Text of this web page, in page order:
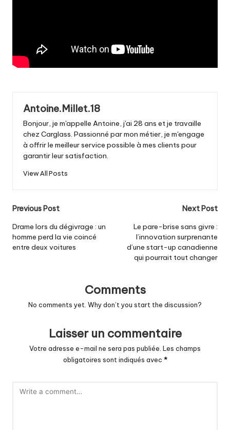
Antoine.Millet.18
Bonjour, je m'appelle Antoine, j'ai 28 ans et je travaille
chez Carglass. Passionné par mon métier, je m'engage
à offrir le meilleur service possible à mes clients pour
garantir leur satisfaction.
View All Posts
Post
navigation
Previous Post
Drame lors du dégivrage : un
homme perd la vie coincé
entre deux voitures
Next Post
Le pare-brise sans givre :
l’innovation surprenante
d’une start-up canadienne
qui pourrait tout changer
Comments
No comments yet. Why don’t you start the discussion?
Laisser un commentaire
Votre adresse e-mail ne sera pas publiée. Les champs
obligatoires sont indiqués avec *